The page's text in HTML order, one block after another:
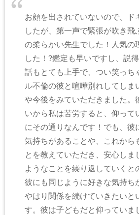
お顔を出されていないので、ド
したが、第一声で緊張が吹き飛
の柔らかい先生でした！人気の
した！?鑑定も早いですし、説
話もとても上手で、つい笑っち
ル不倫の彼と喧嘩別れしてしま
や今後をみていただきました。
いから私は苦労すると、仰って
にその通りなんです！でも、彼
気持ちがあることや、これから
とを教えていただき、安心しま
ようなことを繰り返していくと
彼にも同じように好きな気持ち
やはり関係を続けていきたいと
す。彼は子どもだと仰っていま